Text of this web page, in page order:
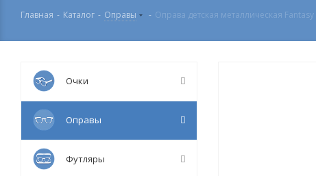
Главная - Каталог - Оправы - Оправа детская металлическая Fantasy
Очки
Оправы
Футляры